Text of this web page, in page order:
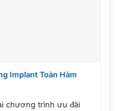
Implant Toàn Hàm
chương trình ưu đãi